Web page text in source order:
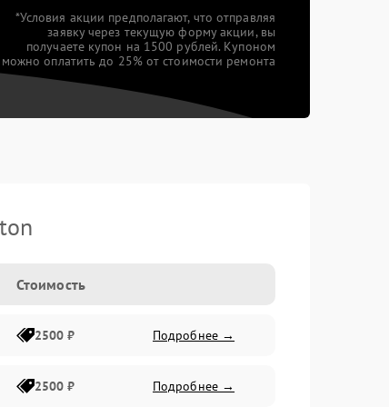
*Условия акции предполагают, что отправляя
заявку через текущую форму акции, вы
получаете купон на 1500 рублей. Купоном
можно оплатить до 25% от стоимости ремонта
Стоимость
2500 ₽ Подробнее →
2500 ₽ Подробнее →